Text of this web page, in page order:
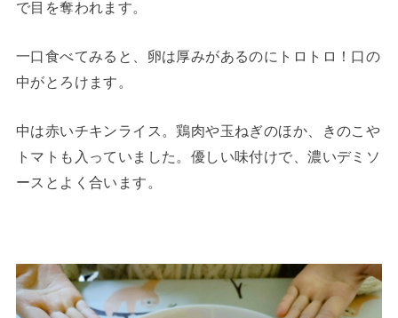
で目を奪われます。
一口食べてみると、卵は厚みがあるのにトロトロ！口の
中がとろけます。
中は赤いチキンライス。鶏肉や玉ねぎのほか、きのこや
トマトも入っていました。優しい味付けで、濃いデミソ
ースとよく合います。